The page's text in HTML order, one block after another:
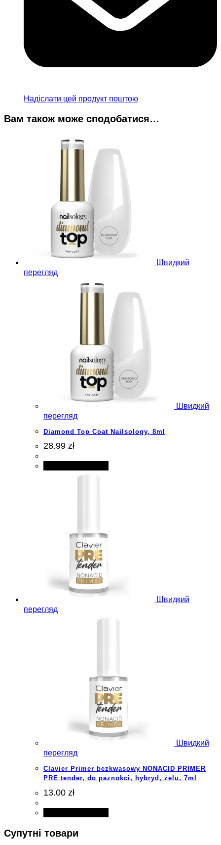
Надіслати цей продукт поштою
Вам також може сподобатися…
Швидкий
перегляд
Швидкий
перегляд
Diamond Top Coat Nailsology, 8ml
28.99 zł
Швидкий
перегляд
Швидкий
перегляд
Clavier Primer bezkwasowy NONACID PRIMER
PRE tender, do paznokci, hybryd, żelu, 7ml
13.00 zł
Супутні товари